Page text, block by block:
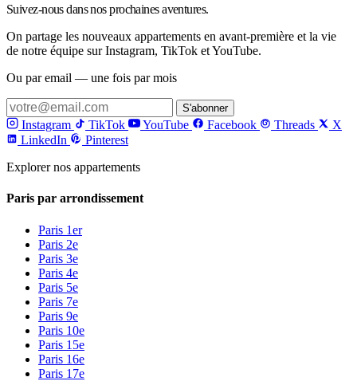
Suivez-nous dans nos prochaines aventures.
On partage les nouveaux appartements en avant-première et la vie
de notre équipe sur Instagram, TikTok et YouTube.
Ou par email — une fois par mois
S'abonner
Instagram TikTok YouTube Facebook Threads
X
LinkedIn
Pinterest
Explorer nos appartements
Paris par arrondissement
Paris 1er
Paris 2e
Paris 3e
Paris 4e
Paris 5e
Paris 7e
Paris 9e
Paris 10e
Paris 15e
Paris 16e
Paris 17e